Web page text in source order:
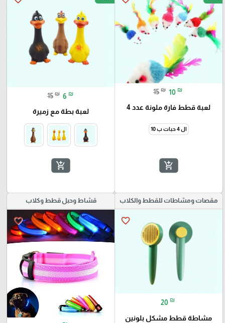
15 ₪ 10 ₪
لعبة قطط فارة ملونة عدد 4
ال 4 حبات ب 10
add_shopping_cart
15 ₪ 6 ₪
لعبة بطة مع زميرة
add_shopping_cart
مقصات ومشاطات للقطط والكلاب
favorite_border
20 ₪
مشاطة قطط مشكل بلونين
قشاط وحبل قطط وكلاب
favorite_border